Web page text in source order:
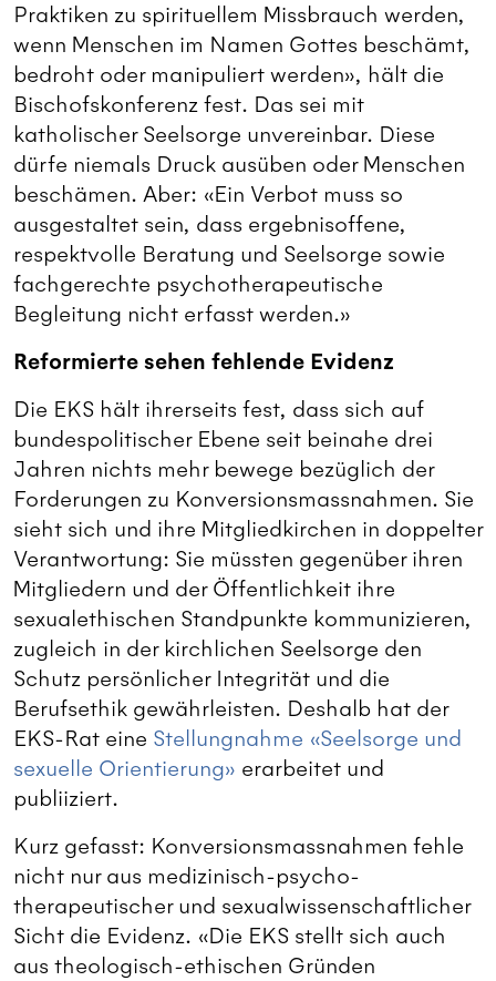
Praktiken zu spirituellem Missbrauch werden,
wenn Menschen im Namen Gottes beschämt,
bedroht oder manipuliert werden», hält die
Bischofskonferenz fest. Das sei mit
katholischer Seelsorge unvereinbar. Diese
dürfe niemals Druck ausüben oder Menschen
beschämen. Aber: «Ein Verbot muss so
ausgestaltet sein, dass ergebnisoffene,
respektvolle Beratung und Seelsorge sowie
fachgerechte psychotherapeutische
Begleitung nicht erfasst werden.»
Reformierte sehen fehlende Evidenz
Die EKS hält ihrerseits fest, dass sich auf
bundespolitischer Ebene seit beinahe drei
Jahren nichts mehr bewege bezüglich der
Forderungen zu Konversionsmassnahmen. Sie
sieht sich und ihre Mitgliedkirchen in doppelter
Verantwortung: Sie müssten gegenüber ihren
Mitgliedern und der Öffentlichkeit ihre
sexualethischen Standpunkte kommunizieren,
zugleich in der kirchlichen Seelsorge den
Schutz persönlicher Integrität und die
Berufsethik gewährleisten. Deshalb hat der
EKS-Rat eine Stellungnahme «Seelsorge und
sexuelle Orientierung» erarbeitet und
publiiziert.
Kurz gefasst: Konversionsmassnahmen fehle
nicht nur aus medizinisch-psycho-
therapeutischer und sexualwissenschaftlicher
Sicht die Evidenz. «Die EKS stellt sich auch
aus theologisch-ethischen Gründen